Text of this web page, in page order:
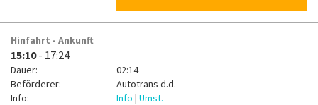
Hinfahrt - Ankunft
15:10- 17:24
Dauer:
02:14
Beförderer:
Autotrans d.d.
Info:
Info| Umst.